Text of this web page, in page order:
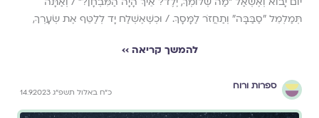
תְּמַלְמֵל "סַבַּבָּה" וְתַחֲזֹר לַמָּסָךְ. / וּכְשֶׁאֶשְׁלַח יָד לְלַטֵּף אֶת שְׂעָרְךָ,
להמשך קריאה ››
ספרות ורוח
כ״ח באלול תשפ״ג 14.9.2023